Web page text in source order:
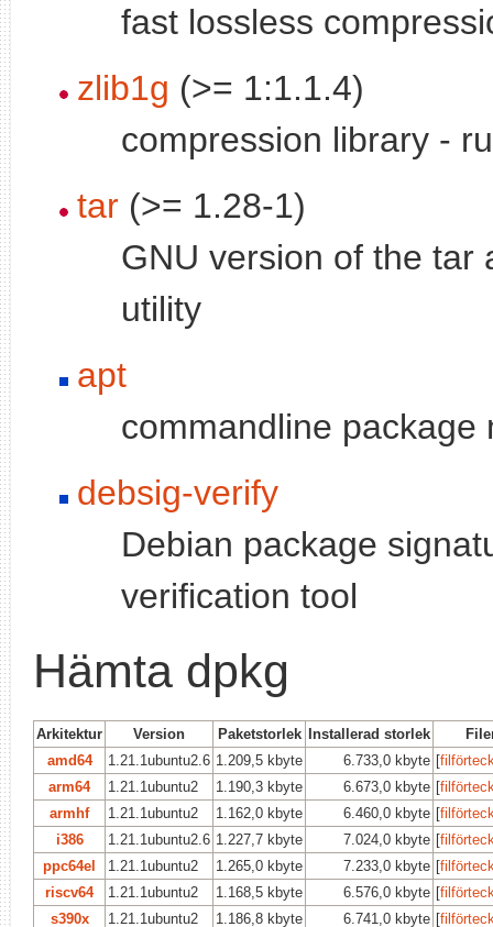
fast lossless
zlib1g (>= 1:1.1.4)
compression library -
tar (>= 1.28-1)
GNU version of the tar
utility
apt
commandline package
debsig-verify
Debian package
verification tool
Hämta dpkg
Arkitektur Version Paketstorlek Installerad storlek
amd64
1.21.1ubuntu2.6 1.209,5 kbyte 6.733,0 kbyte [
arm64
1.21.1ubuntu2 1.190,3 kbyte 6.673,0 kbyte [
armhf
1.21.1ubuntu2 1.162,0 kbyte 6.460,0 kbyte [
i386
1.21.1ubuntu2.6 1.227,7 kbyte 7.024,0 kbyte [
ppc64el
1.21.1ubuntu2 1.265,0 kbyte 7.233,0 kbyte [
riscv64
1.21.1ubuntu2 1.168,5 kbyte 6.576,0 kbyte [
s390x
1.21.1ubuntu2 1.186,8 kbyte 6.741,0 kbyte [